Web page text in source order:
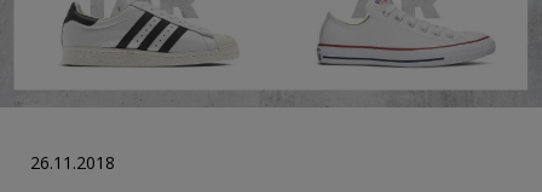
26.11.2018